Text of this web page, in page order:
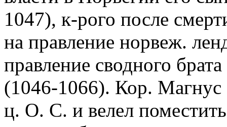
1047), к-рого после
на правление норвеж.
правление сводного
(1046-1066). Кор.
ц. О. С. и велел